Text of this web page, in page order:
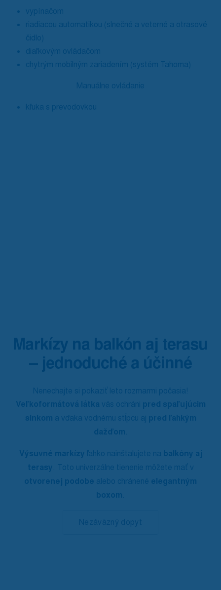
vypínačom
riadiacou automatikou (slnečné a veterné a otrasové
čidlo)
diaľkovým ovládačom
chytrým mobilným zariadením (systém Tahoma)
Manuálne ovládanie
kľuka s prevodovkou
Markízy na balkón aj terasu
– jednoduché a účinné
Nenechajte si pokaziť leto rozmarmi počasia!
Veľkoformátová látka vás ochráni pred spaľujúcim
slnkom a vďaka vodnému stĺpcu aj pred ľahkým
dažďom.
Výsuvné markízy ľahko nainštalujete na balkóny aj
terasy. Toto univerzálne tienenie môžete mať v
otvorenej podobe alebo chránené elegantným
boxom.
Nezáväzný dopyt